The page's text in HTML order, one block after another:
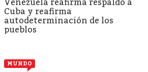
Venezuela reafirma respaldo a
Cuba y reafirma
autodeterminación de los
pueblos
MUNDO